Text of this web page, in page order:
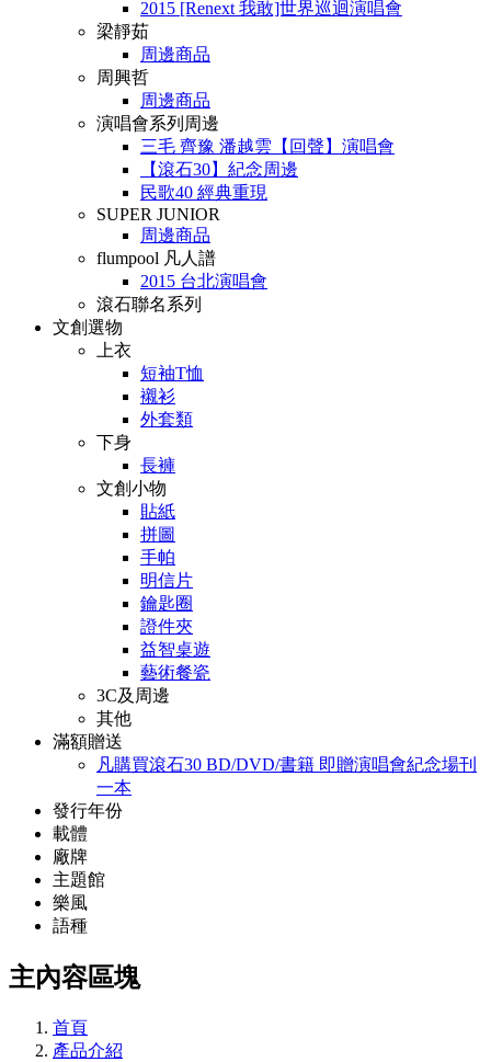
2015 [Renext 我敢]世界巡迴演唱會
梁靜茹
周邊商品
周興哲
周邊商品
演唱會系列周邊
三毛 齊豫 潘越雲【回聲】演唱會
【滾石30】紀念周邊
民歌40 經典重現
SUPER JUNIOR
周邊商品
flumpool 凡人譜
2015 台北演唱會
滾石聯名系列
文創選物
上衣
短袖T恤
襯衫
外套類
下身
長褲
文創小物
貼紙
拼圖
手帕
明信片
鑰匙圈
證件夾
益智桌遊
藝術餐瓷
3C及周邊
其他
滿額贈送
凡購買滾石30 BD/DVD/書籍 即贈演唱會紀念場刊
一本
發行年份
載體
廠牌
主題館
樂風
語種
主內容區塊
首頁
產品介紹